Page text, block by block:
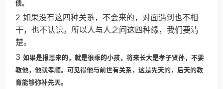
债。
2 如果没有这四种关系，不会来的，对面遇到也不相
干，也不认识。所以人与人之间这四种缘，我们要清
楚。
3 如果是报恩来的，就是很乖的小孩，将来长大是孝子贤孙，不要
教他，他就孝顺。可见得他与前世有关系，这是先天的，后天的教
育能够弥补先天。